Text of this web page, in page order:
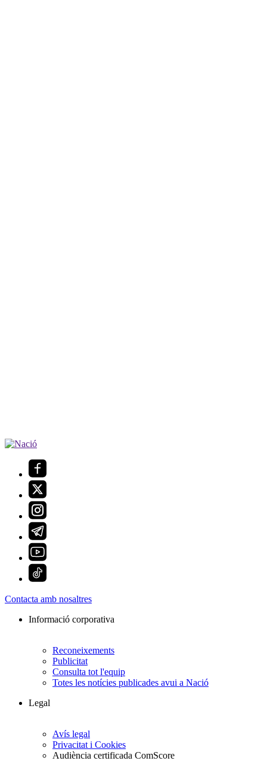
Contacta amb nosaltres
Informació corporativa
Reconeixements
Publicitat
Consulta tot l'equip
Totes les notícies publicades avui a Nació
Legal
Avís legal
Privacitat i Cookies
Audiència certificada ComScore